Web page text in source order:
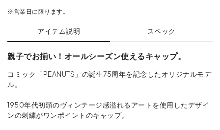
※営業日に限ります。
アイテム説明 スペック
親子でお揃い！オールシーズン使えるキャップ。
コミック「PEANUTS」の誕生75周年を記念したオリジナルモデ
ル。
1950年代初頭のヴィンテージ感溢れるアートを使用したデザイ
ンの刺繍がワンポイントのキャップ。